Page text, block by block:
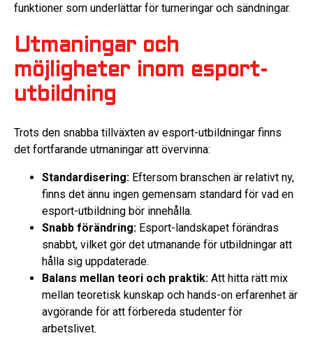
funktioner som underlättar för turneringar och sändningar.
Utmaningar och
möjligheter inom esport-
utbildning
Trots den snabba tillväxten av esport-utbildningar finns
det fortfarande utmaningar att övervinna:
Standardisering: Eftersom branschen är relativt ny,
finns det ännu ingen gemensam standard för vad en
esport-utbildning bör innehålla.
Snabb förändring: Esport-landskapet förändras
snabbt, vilket gör det utmanande för utbildningar att
hålla sig uppdaterade.
Balans mellan teori och praktik: Att hitta rätt mix
mellan teoretisk kunskap och hands-on erfarenhet är
avgörande för att förbereda studenter för
arbetslivet.